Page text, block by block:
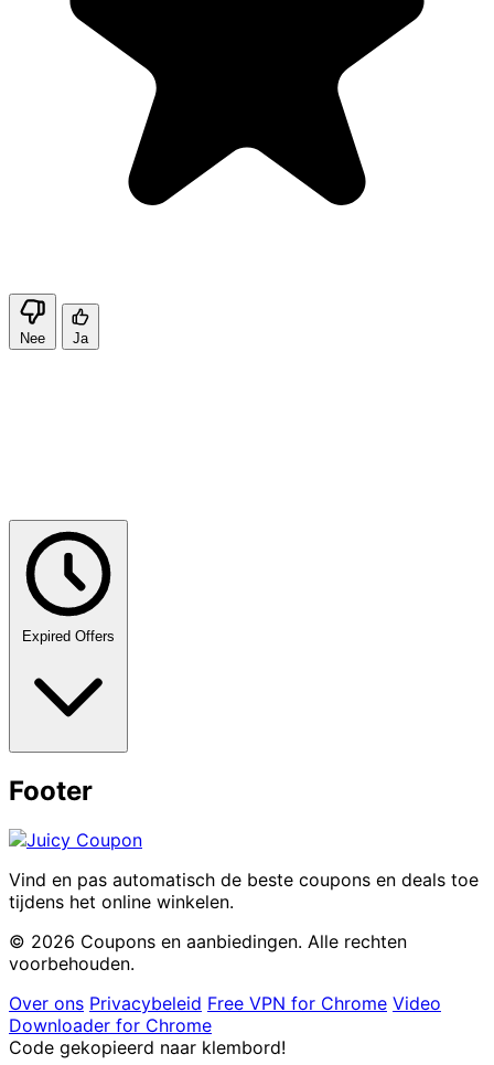
Nee Ja
Expired Offers
Footer
Vind en pas automatisch de beste coupons en deals toe
tijdens het online winkelen.
© 2026 Coupons en aanbiedingen. Alle rechten
voorbehouden.
Over ons Privacybeleid Free VPN for Chrome Video
Downloader for Chrome
Code gekopieerd naar klembord!